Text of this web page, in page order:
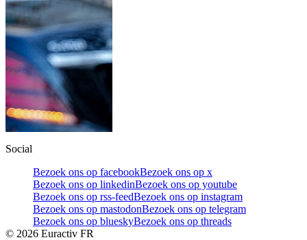
Social
Bezoek ons op facebookBezoek ons op x
Bezoek ons op linkedinBezoek ons op youtube
Bezoek ons op rss-feedBezoek ons op instagram
Bezoek ons op mastodonBezoek ons op telegram
Bezoek ons op blueskyBezoek ons op threads
© 2026 Euractiv FR